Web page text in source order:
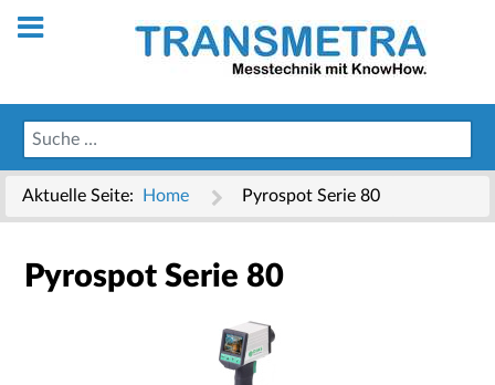
Aktuelle Seite: Home Pyrospot Serie 80
Pyrospot Serie 80